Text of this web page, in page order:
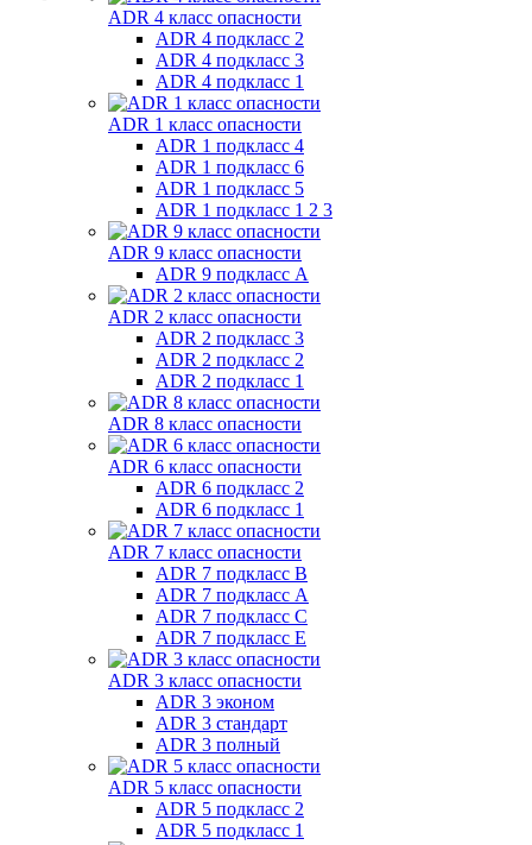
ADR 4 класс опасности
ADR 4 подкласс 2
ADR 4 подкласс 3
ADR 4 подкласс 1
ADR 1 класс опасности
ADR 1 подкласс 4
ADR 1 подкласс 6
ADR 1 подкласс 5
ADR 1 подкласс 1 2 3
ADR 9 класс опасности
ADR 9 подкласс A
ADR 2 класс опасности
ADR 2 подкласс 3
ADR 2 подкласс 2
ADR 2 подкласс 1
ADR 8 класс опасности
ADR 6 класс опасности
ADR 6 подкласс 2
ADR 6 подкласс 1
ADR 7 класс опасности
ADR 7 подкласс B
ADR 7 подкласс A
ADR 7 подкласс C
ADR 7 подкласс E
ADR 3 класс опасности
ADR 3 эконом
ADR 3 стандарт
ADR 3 полный
ADR 5 класс опасности
ADR 5 подкласс 2
ADR 5 подкласс 1